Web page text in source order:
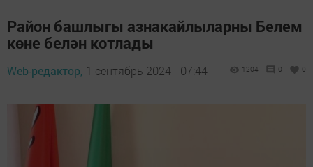
Район башлыгы азнакайлыларны Белем
көне белән котлады
Web-редактор, 1 сентябрь 2024 - 07:44 1204 0 0